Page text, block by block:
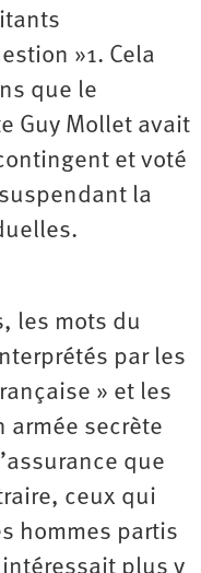
»1. Cela
que le
Guy Mollet avait
et voté
la
les mots du
par les
» et les
armée secrète
que
ceux qui
hommes partis